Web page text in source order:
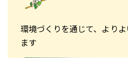
環境づくりを通じて、より
ます